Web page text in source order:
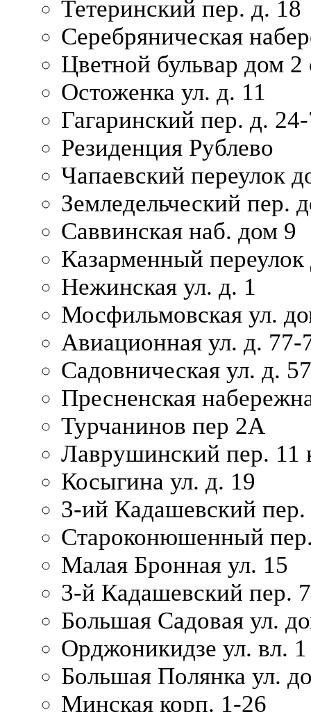
Тетеринский пер. д. 18
Серебряническая
Цветной бульвар дом 2
Остоженка ул. д. 11
Гагаринский пер. д.
Резиденция Рублево
Чапаевский переулок
Земледельческий пер.
Саввинская наб. дом 9
Казарменный переулок
Нежинская ул. д. 1
Мосфильмовская ул.
Авиационная ул. д. 77-
Садовническая ул. д.
Пресненская
Турчанинов пер 2А
Лаврушинский пер. 11
Косыгина ул. д. 19
3-ий Кадашевский пер.
Староконюшенный
Малая Бронная ул. 15
3-й Кадашевский пер.
Большая Садовая ул.
Орджоникидзе ул. вл. 1
Большая Полянка ул.
Минская корп. 1-26